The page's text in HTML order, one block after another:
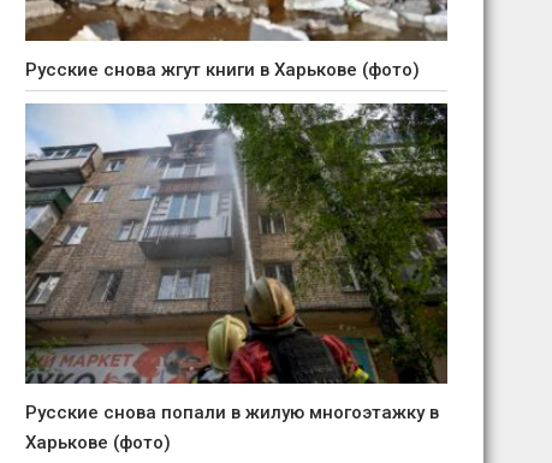
Русские снова жгут книги в Харькове (фото)
Русские снова попали в жилую многоэтажку в
Харькове (фото)